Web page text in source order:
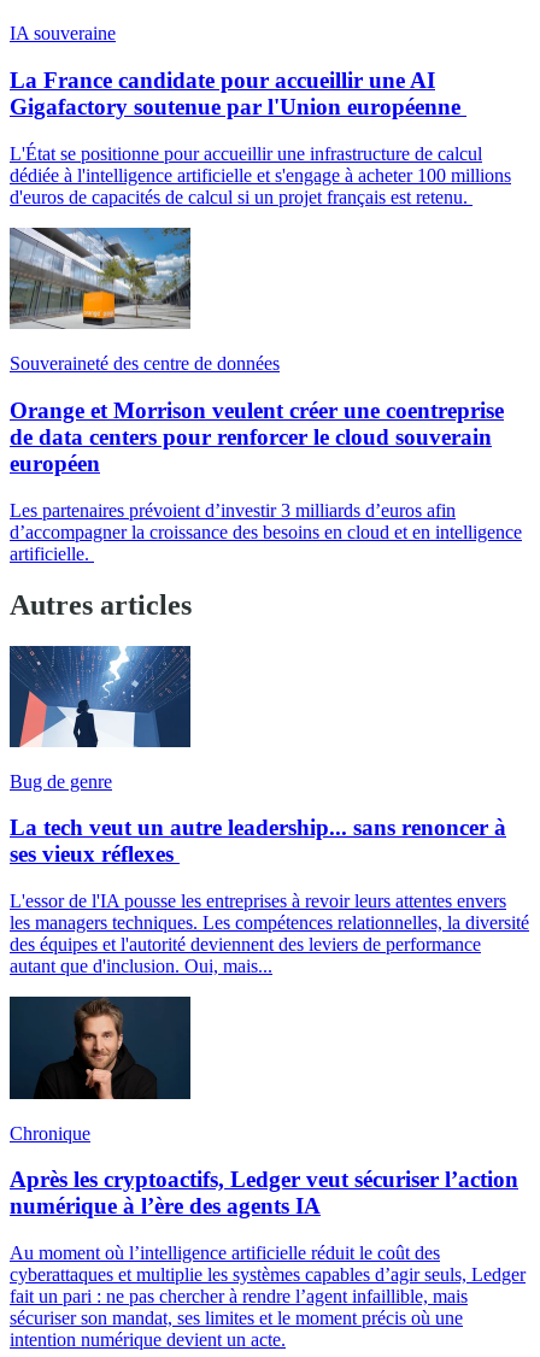
IA souveraine
La France candidate pour accueillir une AI
Gigafactory soutenue par l'Union européenne
L'État se positionne pour accueillir une infrastructure de calcul
dédiée à l'intelligence artificielle et s'engage à acheter 100 millions
d'euros de capacités de calcul si un projet français est retenu.
Souveraineté des centre de données
Orange et Morrison veulent créer une coentreprise
de data centers pour renforcer le cloud souverain
européen
Les partenaires prévoient d’investir 3 milliards d’euros afin
d’accompagner la croissance des besoins en cloud et en intelligence
artificielle.
Autres articles
Bug de genre
La tech veut un autre leadership... sans renoncer à
ses vieux réflexes
L'essor de l'IA pousse les entreprises à revoir leurs attentes envers
les managers techniques. Les compétences relationnelles, la diversité
des équipes et l'autorité deviennent des leviers de performance
autant que d'inclusion. Oui, mais...
Chronique
Après les cryptoactifs, Ledger veut sécuriser l’action
numérique à l’ère des agents IA
Au moment où l’intelligence artificielle réduit le coût des
cyberattaques et multiplie les systèmes capables d’agir seuls, Ledger
fait un pari : ne pas chercher à rendre l’agent infaillible, mais
sécuriser son mandat, ses limites et le moment précis où une
intention numérique devient un acte.